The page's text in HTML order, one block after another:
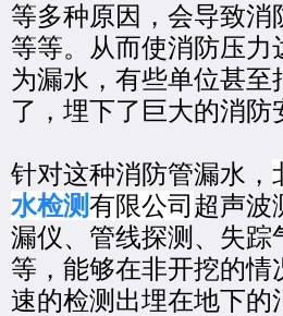
等多种原因，会导致消
等等。从而使消防压力
为漏水，有些单位甚至
了，埋下了巨大的消防
针对这种消防管漏水，
水检测有限公司 超声波
漏仪、管线探测、失踪
等，能够在非开挖的情
速的检测出埋在地下的